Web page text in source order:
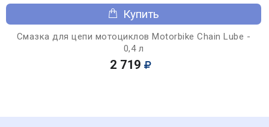
Купить
Смазка для цепи мотоциклов Motorbike Chain Lube -
0,4 л
2 719